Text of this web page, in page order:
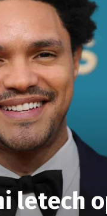
letech